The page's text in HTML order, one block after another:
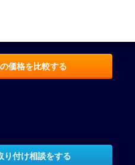
価格を比較する
り付け相談をする